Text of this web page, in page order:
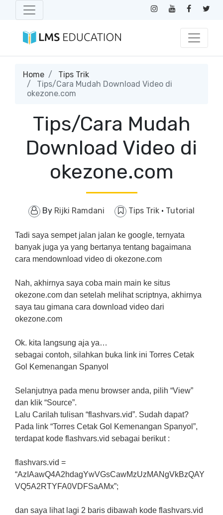
Home
Tips Trik
Tips/Cara Mudah Download Video di
okezone.com
Tips/Cara Mudah
Download Video di
okezone.com
By Rijki Ramdani Tips Trik · Tutorial
Tadi saya sempet jalan jalan ke google, ternyata
banyak juga ya yang bertanya tentang bagaimana
cara mendownload video di okezone.com
Nah, akhirnya saya coba main main ke situs
okezone.com dan setelah melihat scriptnya, akhirnya
saya tau gimana cara download video dari
okezone.com
Ok. kita langsung aja ya…
sebagai contoh, silahkan buka link ini Torres Cetak
Gol Kemenangan Spanyol
Selanjutnya pada menu browser anda, pilih “View”
dan klik “Source”.
Lalu Carilah tulisan “flashvars.vid”. Sudah dapat?
Pada link “Torres Cetak Gol Kemenangan Spanyol”,
terdapat kode flashvars.vid sebagai berikut :
flashvars.vid =
“AzIAawQ4A2hdagYwVGsCawMzUzMANgVkBzQAY
VQ5A2RTYFA0VDFSaAMx”;
dan saya lihat lagi 2 baris dibawah kode flashvars.vid